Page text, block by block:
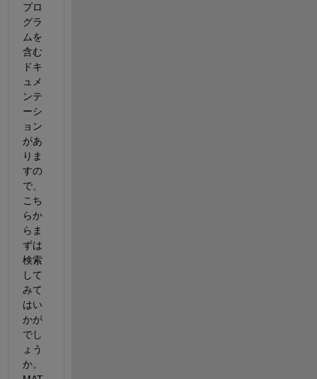
プロ
グラ
ムを
含む
ドキ
ュメ
ンテ
ーシ
ョン
があ
りま
すの
で、
こち
らか
らま
ずは
検索
して
みて
はい
かが
でし
ょう
か。